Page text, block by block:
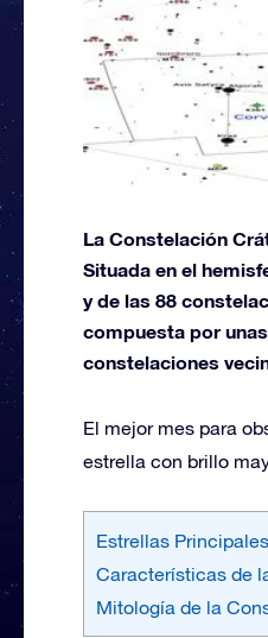
La Constelación
Situada en el
y de las 88
compuesta por
constelaciones
El mejor mes para
estrella con brillo
Estrellas
Características de
Mitología de la